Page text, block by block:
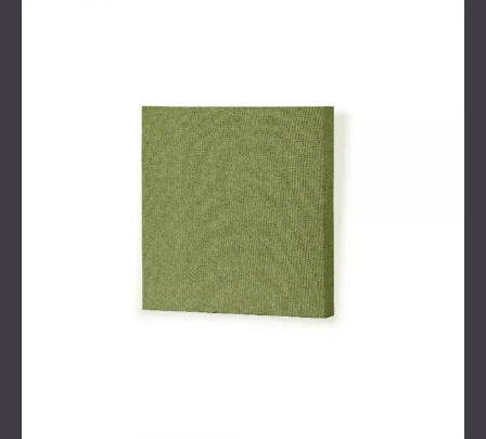
nichtlinearen Geometrie wurden strategisch platziert,
um die Schallabsorption zu verbessern und einen
Hauch von dynamischem Design hinzuzufügen.
Zur Optimierung des Niederfrequenz-
Soundmanagements wurdenP Bass Traps
eingesetzt, um eine genaue Audioüberwachung
in der Produktionsumgebung zu gewährleisten.
Durch das einheitliche Design wurde sichergestellt, dass
das Studio die technischen Anforderungen für eine
professionelle Musikproduktion erfüllte und gleichzeitig